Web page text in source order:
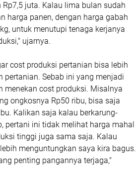
juta. Kalau lima bulan sudah
harga panen, dengan harga gabah
untuk menutupi tenaga kerjanya
ujarnya.
cost produksi pertanian bisa lebih
Sebab ini yang menjadi
menekan cost produksi. Misalnya
ongkosnya Rp50 ribu, bisa saja
Kalikan saja kalau berkarung-
pertani ini tidak melihat harga mahal
tinggi juga sama saja. Kalau
menguntungkan saya kira bagus.
penting pangannya terjaga,"